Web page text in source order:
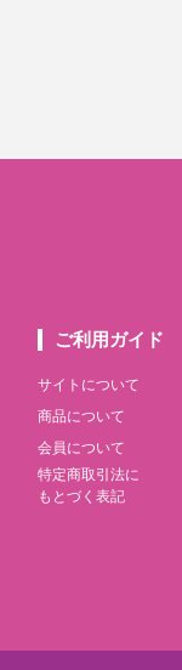
ご利用ガイド
サイトについて
商品について
会員について
特定商取引法に
もとづく表記